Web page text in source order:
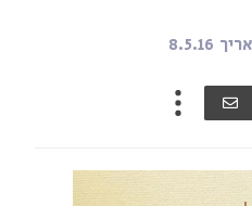
8.5.16